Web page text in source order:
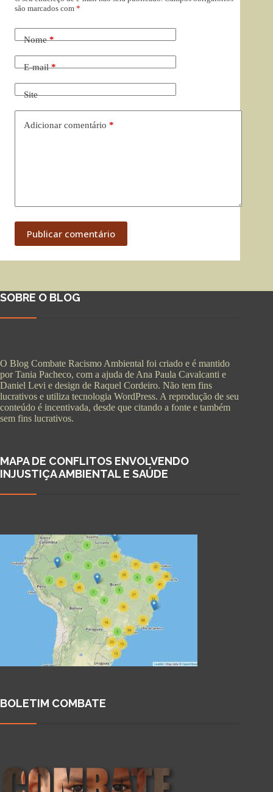
são marcados com *
Nome*
E-mail*
Site
Adicionar comentário *
Publicar comentário
SOBRE O BLOG
O Blog Combate Racismo Ambiental foi criado e é mantido
por Tania Pacheco, com a ajuda de Ana Paula Cavalcanti e
Daniel Levi e design de Raquel Cordeiro. Não tem fins
lucrativos e utiliza tecnologia WordPress. A reprodução de seu
conteúdo é incentivada, desde que citando a fonte e também
sem fins lucrativos.
MAPA DE CONFLITOS ENVOLVENDO
INJUSTIÇA AMBIENTAL E SAÚDE
BOLETIM COMBATE